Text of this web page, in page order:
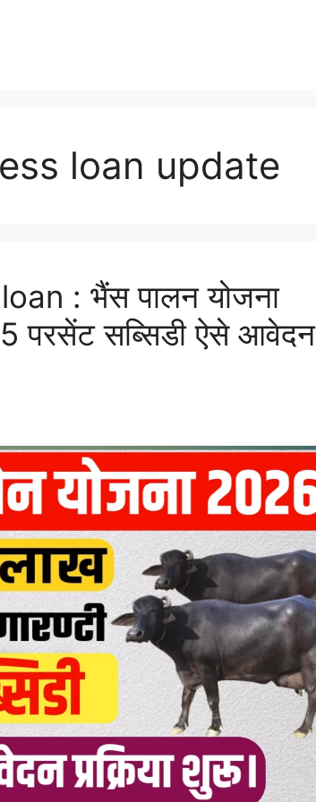
loan update
: भैंस पालन योजना
परसेंट सब्सिडी ऐसे आवेदन